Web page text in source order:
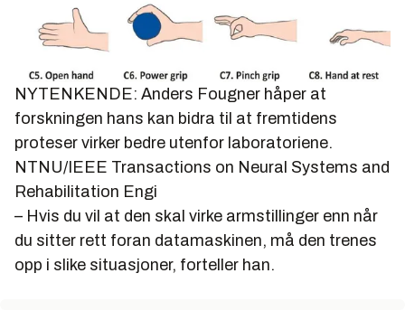
NYTENKENDE: Anders Fougner håper at
forskningen hans kan bidra til at fremtidens
proteser virker bedre utenfor laboratoriene.
NTNU/IEEE Transactions on Neural Systems and
Rehabilitation Engi
– Hvis du vil at den skal virke armstillinger enn når
du sitter rett foran datamaskinen, må den trenes
opp i slike situasjoner, forteller han.